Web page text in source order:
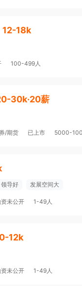
12-18k
100-499人
30k·20薪
/期货 已上市 5000-
领导好 发展空间大
未公开 1-49人
12k
未公开 1-49人